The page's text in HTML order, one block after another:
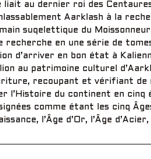
liait au dernier roi des
Aarklash à la
suqelettique du
recherche en une série de
d’arriver en bon état à
au patrimoine culturel
recoupant et vérifiant de
l’Histoire du continent en cinq
comme étant les cinq
l’Âge d’Or, l’Âge